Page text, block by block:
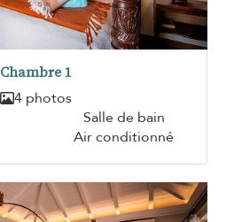
Chambre 1
4 photos
Salle de bain
Air conditionné